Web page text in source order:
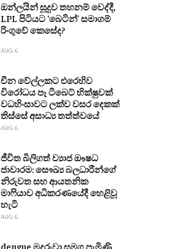
ඔන්ලයින් සූදුව තහනම් වෙද්දී,
LPL පිටියට ‘බෙටින්’ සමාගම්
රිංගුවේ කෙසේද?
AUG 6
චීන වේල්ලකට එරෙහිව
විරෝධය පෑ ටිබෙට් භික්ෂුවක්
වධහිංසාවට ලක්ව වසර දෙකක්
තිස්සේ අසාධ්‍ය තත්ත්වයේ
AUG 6
ජීවිත බිලිගත් ව්‍යාජ ඖෂධ
ජාවාරම: සෞඛ්‍ය බලධාරීන්ගේ
නිරුවත සහ ආයතනික
මාෆියාව අධිකරණයේදී හෙළිවූ
හැටි
AUG 6
dengue මදුරුවා සමග පැමිණි